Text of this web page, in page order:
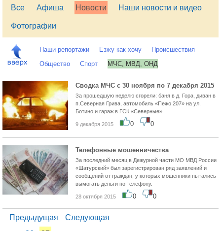
Все Афиша Новости Наши новости и видео
Фотографии
Наши репортажи Езжу как хочу
Происшествия
Общество
Спорт МЧС, МВД, ОНД
Сводка МЧС с 30 ноября по 7 декабря 2015
За прошедшую неделю сгорели: баня в д. Гора, диван в
п.Северная Грива, автомобиль «Пежо 207» на ул.
Ботино и гараж в ГСК «Северные»
9 декабря 2015 0 0
Телефонные мошенничества
За последний месяц в Дежурной части МО МВД России
«Шатурский» был зарегистрирован ряд заявлений и
сообщений от граждан, у которых мошенники пытались
вымогать деньги по телефону.
28 октября 2015 0 0
Предыдущая
Следующая